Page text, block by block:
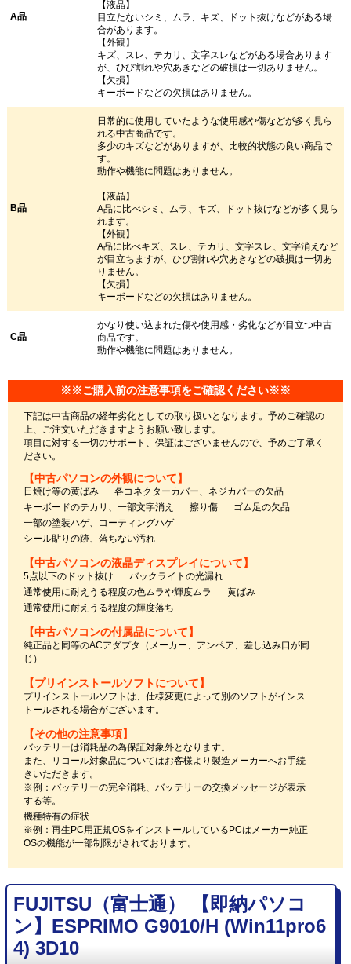
A品
【液晶】
目立たないシミ、ムラ、キズ、ドット抜けなどがある場
合があります。
【外観】
キズ、スレ、テカリ、文字スレなどがある場合あります
が、ひび割れや穴あきなどの破損は一切ありません。
【欠損】
キーボードなどの欠損はありません。
B品
日常的に使用していたような使用感や傷などが多く見ら
れる中古商品です。
多少のキズなどがありますが、比較的状態の良い商品で
す。
動作や機能に問題はありません。
【液晶】
A品に比べシミ、ムラ、キズ、ドット抜けなどが多く見ら
れます。
【外観】
A品に比べキズ、スレ、テカリ、文字スレ、文字消えなど
が目立ちますが、ひび割れや穴あきなどの破損は一切あ
りません。
【欠損】
キーボードなどの欠損はありません。
C品
かなり使い込まれた傷や使用感・劣化などが目立つ中古
商品です。
動作や機能に問題はありません。
※※ご購入前の注意事項をご確認ください※※
下記は中古商品の経年劣化としての取り扱いとなります。予めご確認の
上、ご注文いただきますようお願い致します。
項目に対する一切のサポート、保証はございませんので、予めご了承く
ださい。
【中古パソコンの外観について】
日焼け等の黄ばみ
各コネクターカバー、ネジカバーの欠品
キーボードのテカリ、一部文字消え
擦り傷
ゴム足の欠品
一部の塗装ハゲ、コーティングハゲ
シール貼りの跡、落ちない汚れ
【中古パソコンの液晶ディスプレイについて】
5点以下のドット抜け
バックライトの光漏れ
通常使用に耐えうる程度の色ムラや輝度ムラ
黄ばみ
通常使用に耐えうる程度の輝度落ち
【中古パソコンの付属品について】
純正品と同等のACアダプタ（メーカー、アンペア、差し込み口が同
じ）
【プリインストールソフトについて】
プリインストールソフトは、仕様変更によって別のソフトがインス
トールされる場合がございます。
【その他の注意事項】
バッテリーは消耗品の為保証対象外となります。
また、リコール対象品についてはお客様より製造メーカーへお手続
きいただきます。
※例：バッテリーの完全消耗、バッテリーの交換メッセージが表示
する等。
機種特有の症状
※例：再生PC用正規OSをインストールしているPCはメーカー純正
OSの機能が一部制限がされております。
FUJITSU（富士通） 【即納パソコ
ン】ESPRIMO G9010/H (Win11pro6
4) 3D10